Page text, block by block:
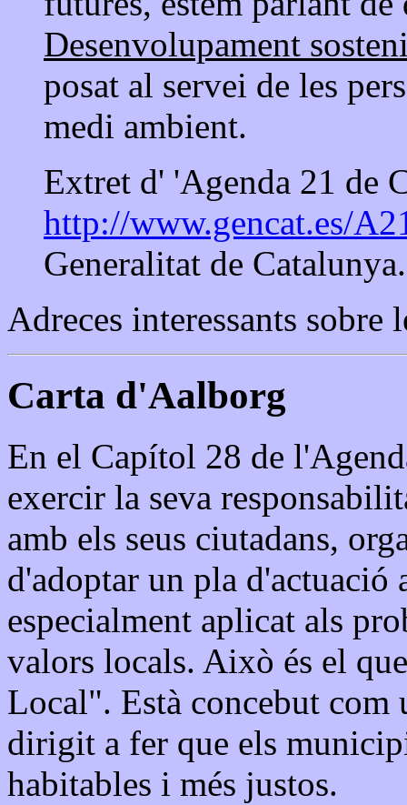
Desenvolupament
posat al servei de les
medi ambient.
Extret d' 'Agenda 21 de
http://www.gencat.es/
Generalitat de Catalunya.
Adreces interessants sobre
Carta d'Aalborg
En el Capítol 28 de
exercir la seva
amb els seus ciutadans,
d'adoptar un pla d'actuació
especialment aplicat als
valors locals. Això és el
Local". Està concebut
dirigit a fer que els
habitables i més justos.